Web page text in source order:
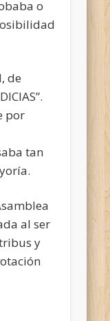
o
de
por
tan
al ser
y